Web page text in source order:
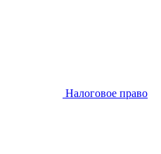
Налоговое право